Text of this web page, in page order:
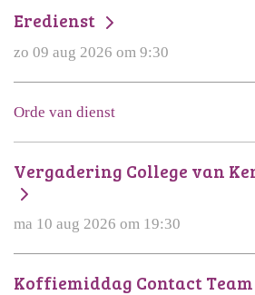
Eredienst
zo 09 aug 2026 om 9:30
Orde van dienst
Vergadering College van
ma 10 aug 2026 om 19:30
Koffiemiddag Contact Team